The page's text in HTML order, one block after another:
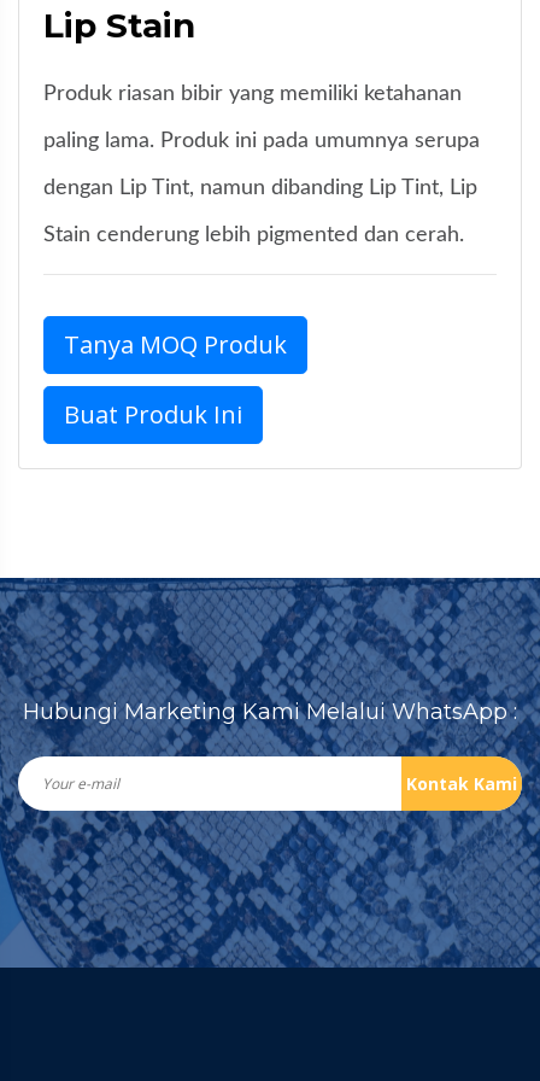
Lip Stain
Produk riasan bibir yang memiliki ketahanan
paling lama. Produk ini pada umumnya serupa
dengan Lip Tint, namun dibanding Lip Tint, Lip
Stain cenderung lebih pigmented dan cerah.
Tanya MOQ Produk
Buat Produk Ini
Hubungi Marketing Kami Melalui WhatsApp :
Kontak Kami